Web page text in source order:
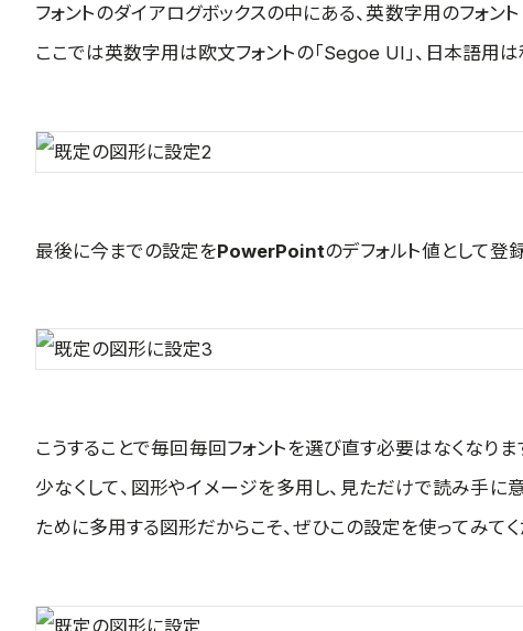
フォントのダイアログボックスの中にある、英数字用のフォン
ここでは英数字用は欧文フォントの「Segoe UI」、日本語用は
最後に今までの設定をPowerPointのデフォルト値として登
こうすることで毎回毎回フォントを選び直す必要はなくなり
少なくして、図形やイメージを多用し、見ただけで読み手に
ために多用する図形だからこそ、ぜひこの設定を使ってみてく